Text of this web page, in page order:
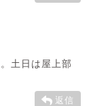
土日は屋上部
返信